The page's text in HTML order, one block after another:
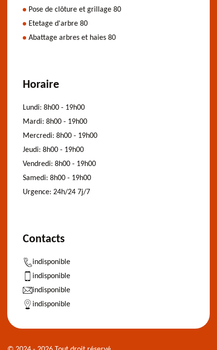
Pose de clôture et grillage 80
Etetage d'arbre 80
Abattage arbres et haies 80
Horaire
Lundi: 8h00 - 19h00
Mardi: 8h00 - 19h00
Mercredi: 8h00 - 19h00
Jeudi: 8h00 - 19h00
Vendredi: 8h00 - 19h00
Samedi: 8h00 - 19h00
Urgence: 24h/24 7j/7
Contacts
indisponible
indisponible
indisponible
indisponible